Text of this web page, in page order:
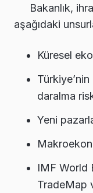
Bakanlık,
aşağıdaki
Küresel
daralma
Yeni
IMF World
TradeMap